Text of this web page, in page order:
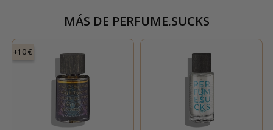
MÁS DE PERFUME.SUCKS
+10 €